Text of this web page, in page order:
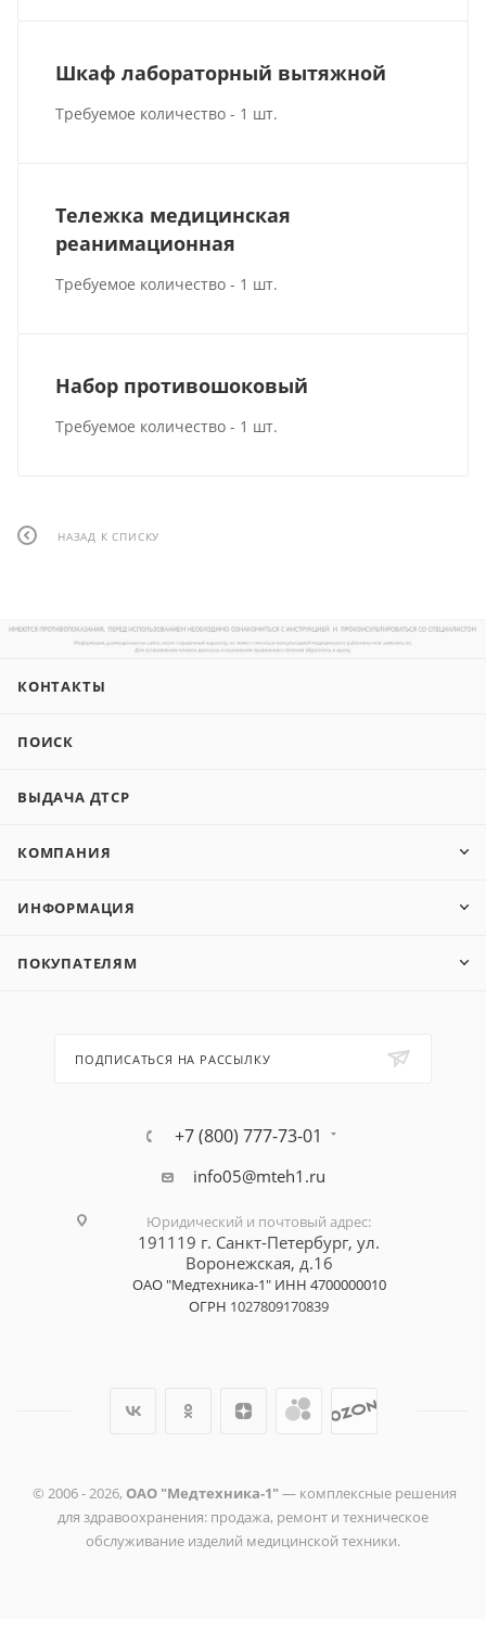
Шкаф лабораторный вытяжной
Требуемое количество - 1 шт.
Тележка медицинская
реанимационная
Требуемое количество - 1 шт.
Набор противошоковый
Требуемое количество - 1 шт.
НАЗАД К СПИСКУ
КОНТАКТЫ
ПОИСК
ВЫДАЧА ДТСР
КОМПАНИЯ
ИНФОРМАЦИЯ
ПОКУПАТЕЛЯМ
ПОДПИСАТЬСЯ НА РАССЫЛКУ
+7 (800) 777-73-01
info05@mteh1.ru
Юридический и почтовый адрес:
191119 г. Санкт-Петербург, ул.
Воронежская, д.16
ОАО "Медтехника-1" ИНН 4700000010
ОГРН 1027809170839
© 2006 -2026, ОАО "Медтехника-1"— комплексные решения
для здравоохранения: продажа, ремонт и техническое
обслуживание изделий медицинской техники.